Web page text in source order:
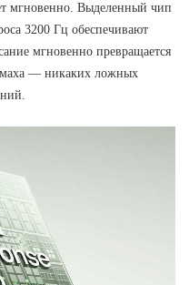
мгновенно. Выделенный чип
3200 Гц обеспечивают
мгновенно превращается
— никаких ложных